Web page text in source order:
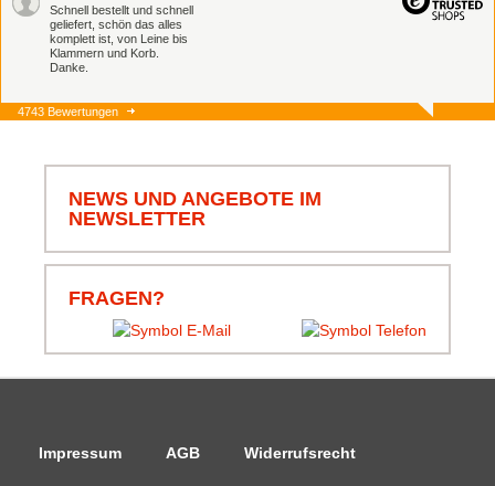
Schnell bestellt und schnell
geliefert, schön das alles
komplett ist, von Leine bis
Klammern und Korb.
Danke.
06.08.26 ▼
4743 Bewertungen
NEWS UND ANGEBOTE IM
NEWSLETTER
FRAGEN?
Impressum AGB Widerrufsrecht